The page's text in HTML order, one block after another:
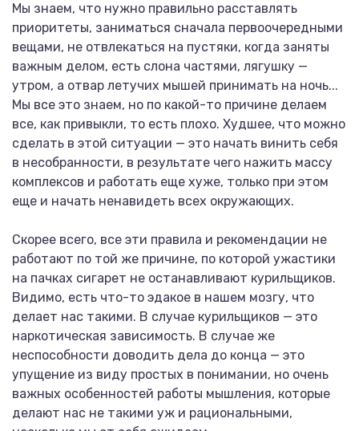
Мы знаем, что нужно правильно расставлять
приоритеты, заниматься сначала первоочередными
вещами, не отвлекаться на пустяки, когда заняты
важным делом, есть слона частями, лягушку —
утром, а отвар летучих мышей принимать на ночь...
Мы все это знаем, но по какой-то причине делаем
все, как привыкли, то есть плохо. Худшее, что можно
сделать в этой ситуации — это начать винить себя
в несобранности, в результате чего нажить массу
комплексов и работать еще хуже, только при этом
еще и начать ненавидеть всех окружающих.
Скорее всего, все эти правила и рекомендации не
работают по той же причине, по которой ужастики
на пачках сигарет не останавливают курильщиков.
Видимо, есть что-то эдакое в нашем мозгу, что
делает нас такими. В случае курильщиков — это
наркотическая зависимость. В случае же
неспособности доводить дела до конца — это
упущение из виду простых в понимании, но очень
важных особенностей работы мышления, которые
делают нас не такими уж и рациональными,